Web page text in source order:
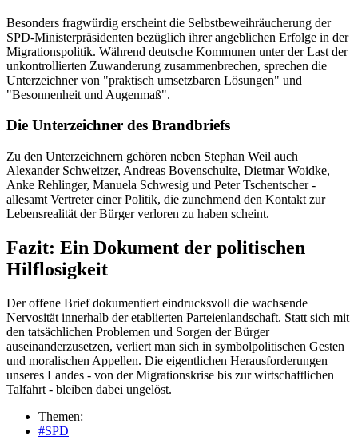
Besonders fragwürdig erscheint die Selbstbeweihräucherung der
SPD-Ministerpräsidenten bezüglich ihrer angeblichen Erfolge in der
Migrationspolitik. Während deutsche Kommunen unter der Last der
unkontrollierten Zuwanderung zusammenbrechen, sprechen die
Unterzeichner von "praktisch umsetzbaren Lösungen" und
"Besonnenheit und Augenmaß".
Die Unterzeichner des Brandbriefs
Zu den Unterzeichnern gehören neben Stephan Weil auch
Alexander Schweitzer, Andreas Bovenschulte, Dietmar Woidke,
Anke Rehlinger, Manuela Schwesig und Peter Tschentscher -
allesamt Vertreter einer Politik, die zunehmend den Kontakt zur
Lebensrealität der Bürger verloren zu haben scheint.
Fazit: Ein Dokument der politischen
Hilflosigkeit
Der offene Brief dokumentiert eindrucksvoll die wachsende
Nervosität innerhalb der etablierten Parteienlandschaft. Statt sich mit
den tatsächlichen Problemen und Sorgen der Bürger
auseinanderzusetzen, verliert man sich in symbolpolitischen Gesten
und moralischen Appellen. Die eigentlichen Herausforderungen
unseres Landes - von der Migrationskrise bis zur wirtschaftlichen
Talfahrt - bleiben dabei ungelöst.
Themen:
#SPD